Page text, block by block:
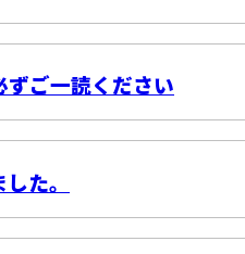
ご一読ください
た。